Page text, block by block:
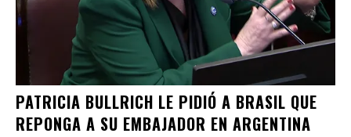
PATRICIA BULLRICH LE PIDIÓ A BRASIL QUE
REPONGA A SU EMBAJADOR EN ARGENTINA